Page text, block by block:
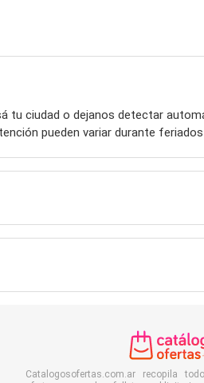
tu ciudad o dejanos detectar
pueden variar durante
Catalogosofertas.com.ar recopila